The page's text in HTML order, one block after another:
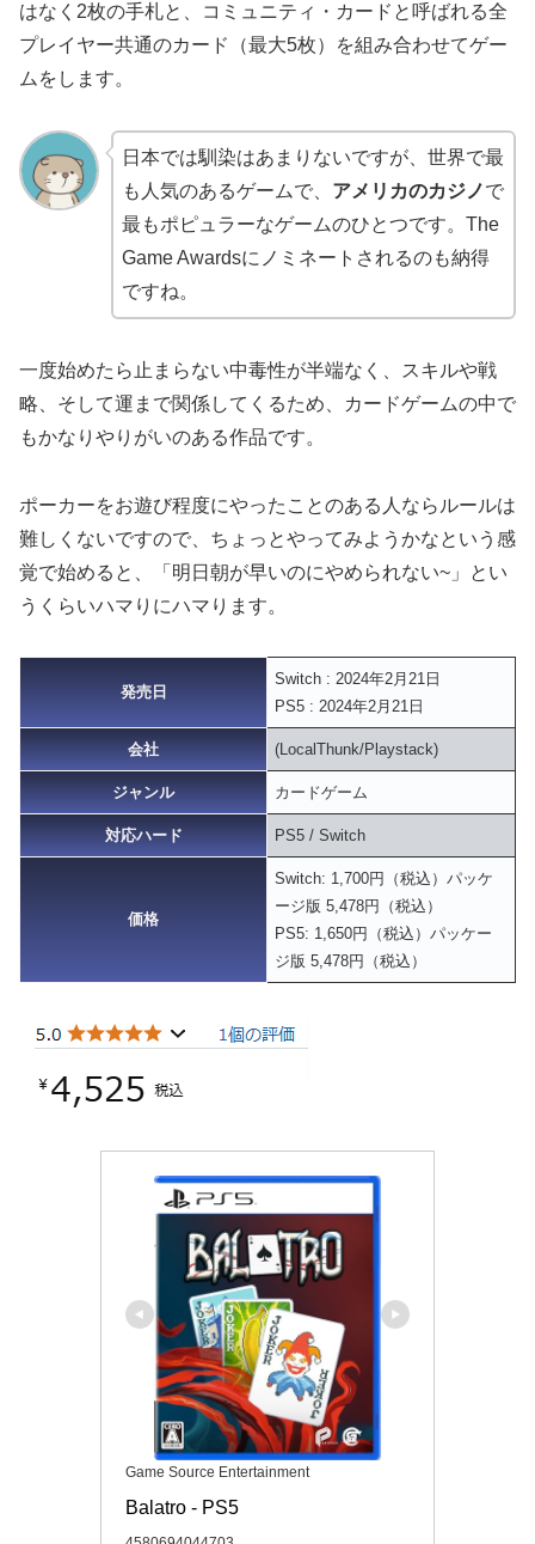
はなく2枚の手札と、コミュニティ・カードと呼ばれる全
プレイヤー共通のカード（最大5枚）を組み合わせてゲー
ムをします。
日本では馴染はあまりないですが、世界で最
も人気のあるゲームで、 アメリカのカジノで
最もポピュラーなゲームのひとつです。The
Game Awardsにノミネートされるのも納得
ですね。
一度始めたら止まらない中毒性が半端なく、スキルや戦
略、そして運まで関係してくるため、カードゲームの中で
もかなりやりがいのある作品です。
ポーカーをお遊び程度にやったことのある人ならルールは
難しくないですので、ちょっとやってみようかなという感
覚で始めると、「明日朝が早いのにやめられない~」とい
うくらいハマりにハマります。
発売日
Switch : 2024年2月21日
PS5 : 2024年2月21日
会社 (LocalThunk/Playstack)
ジャンル カードゲーム
対応ハード PS5 / Switch
価格
Switch: 1,700円（税込）パッケ
ージ版 5,478円（税込）
PS5: 1,650円（税込）パッケー
ジ版 5,478円（税込）
Game Source Entertainment
Balatro - PS5